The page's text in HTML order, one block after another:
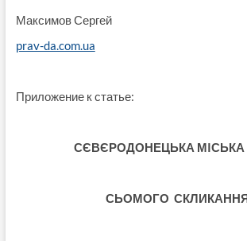
Максимов Сергей
prav-da.com.ua
Приложение к статье:
СЄВЄРОДОНЕЦЬКА МIСЬКА
СЬОМОГО